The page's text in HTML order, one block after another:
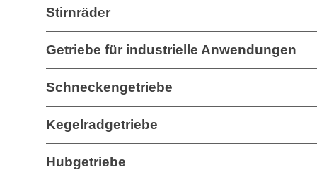
Stirnräder
Getriebe für industrielle Anwendungen
Schneckengetriebe
Kegelradgetriebe
Hubgetriebe